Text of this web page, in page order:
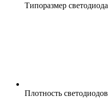
Типоразмер светодиода
Плотность светодиодов